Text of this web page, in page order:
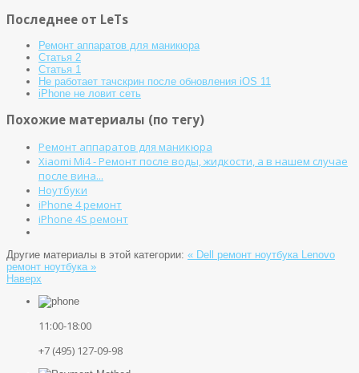
Последнее от LeTs
Ремонт аппаратов для маникюра
Статья 2
Статья 1
Не работает тачскрин после обновления iOS 11
iPhone не ловит сеть
Похожие материалы (по тегу)
Ремонт аппаратов для маникюра
Xiaomi Mi4 - Ремонт после воды, жидкости, а в нашем случае
после вина...
Ноутбуки
iPhone 4 ремонт
iPhone 4S ремонт
Другие материалы в этой категории: « Dell ремонт ноутбука Lenovo
ремонт ноутбука »
Наверх
11:00-18:00
+7 (495) 127-09-98